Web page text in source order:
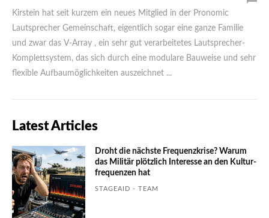
Kirstein hat seit kurzem ein neues Mitglied in der Pronomic
Lautsprecher Gemeinschaft, eigentlich sogar eine ganze Familie
und zwar das V-Array , ein sehr gut verarbeitetes Lautsprecher-
Komplettsystem, das sich durch eine modulare Bauweise und sehr
flexible Aufbaumöglichkeiten auszeichnet ...
Latest Articles
Droht die nächste Frequenzkrise? Warum
das Mili­tär plötzlich Inte­resse an den Kultur­
fre­quen­zen hat
STAGEAID - TEAM